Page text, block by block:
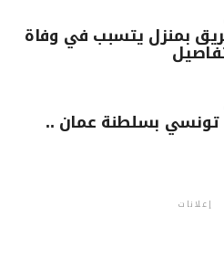
بمنزل يتسبب في وفاة
تونسي بسلطنة عمان ..
إعلانات